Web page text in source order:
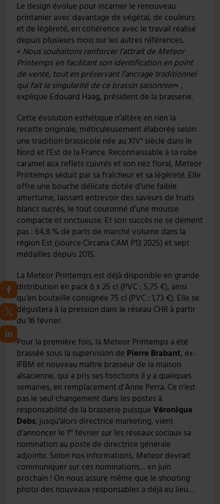
Le design évolue pour incarner le renouveau
printanier avec davantage de végétal, de couleurs
et de légèreté, en cohérence avec le travail réalisé
depuis plusieurs mois sur les autres références.
« Nous souhaitons renforcer l’attrait de Meteor
Printemps en facilitant son identification en point
de vente, tout en préservant l’ancrage traditionnel
qui fait la singularité de ce brassin saisonnier« ,
explique Edouard Haag, président de la brasserie.
Cette évolution esthétique n’altère en rien la
recette originale, méticuleusement élaborée selon
une tradition brassicole née au XIVesiècle dans le
Nord et l’Est de la France. Reconnaissable à sa robe
caramel aux reflets cuivrés et son nez floral, Meteor
Printemps séduit par sa fraîcheur et sa légèreté. Elle
offre une bouche délicate dotée d’une faible
amertume, laissant entrevoir des saveurs de fruits
blancs sucrés, le tout couronné d’une mousse
compacte et onctueuse. Et son succès ne se dément
pas : 64,8 % de parts de marché volume dans la
région Est (source Circana CAM P13 2025) et sept
médailles depuis 2015.
La Meteor Printemps est déjà disponible en grande
distribution en pack 6 x 25 cl (PVC : 5,75 €), ainsi
qu’en bouteille consignée 75 cl (PVC : 1,73 €). Elle se
dégustera à la pression dans le réseau CHR à partir
du 16 février.
Pour la première fois, la Meteor Printemps a été
brassée sous la supervision de Pierre Brabant, ex-
IFBM et nouveau maître brasseur de la maison
alsacienne, qui a pris ses fonctions il y a quelques
semaines, en remplacement d’Anne Perra. Ce n’est
pas le seul changement dans les postes à
responsabilité de la brasserie puisque Véronique
Debs, jusqu’alors directrice marketing, vient
d’annoncer le 1erfévrier sur les réseaux sociaux sa
nomination au poste de directrice générale
adjointe. Selon nos informations, Meteor devrait
communiquer sur ces nominations… en juin
prochain ! On nous assure même que le shooting
photo des nouveaux responsables a déjà eu lieu…